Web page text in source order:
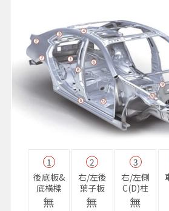
1
後底板&
底橫樑
無
2
右/左後
葉子板
無
3
右/左側
C(D)柱
無